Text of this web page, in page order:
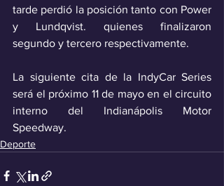
tarde perdió la posición tanto con Power
y Lundqvist. quienes finalizaron
segundo y tercero respectivamente.
La siguiente cita de la IndyCar Series
será el próximo 11 de mayo en el circuito
interno del Indianápolis Motor
Speedway.
Deporte